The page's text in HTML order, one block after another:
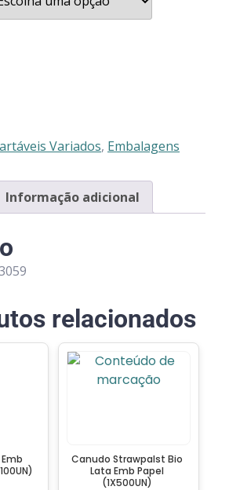
Variados, Embalagens
Informação adicional
relacionados
Canudo Strawpalst Bio
Lata Emb Papel
(1X500UN)